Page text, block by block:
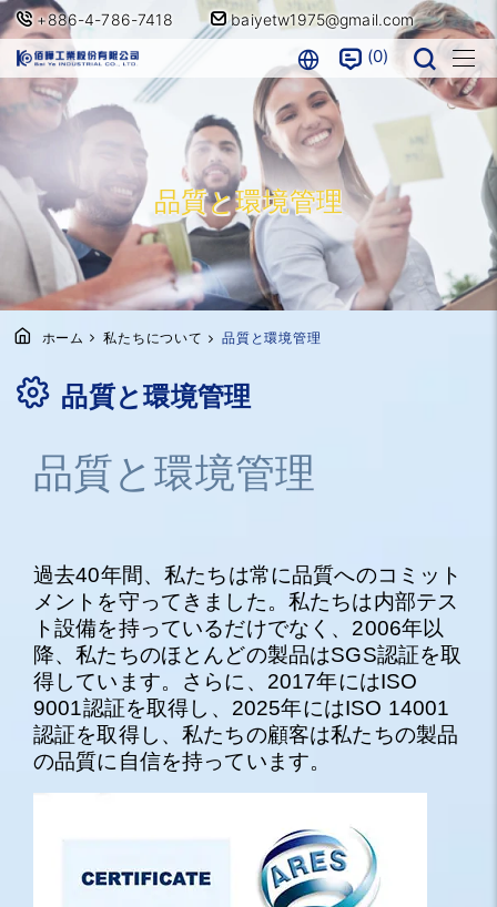
+886-4-786-7418 baiyetw1975@gmail.com
0
品質と環境管理
ホーム 私たちについて 品質と環境管理
品質と環境管理
品質と環境管理
過去40年間、私たちは常に品質へのコミット
メントを守ってきました。私たちは内部テス
ト設備を持っているだけでなく、2006年以
降、私たちのほとんどの製品はSGS認証を取
得しています。さらに、2017年にはISO
9001認証を取得し、2025年にはISO 14001
認証を取得し、私たちの顧客は私たちの製品
の品質に自信を持っています。